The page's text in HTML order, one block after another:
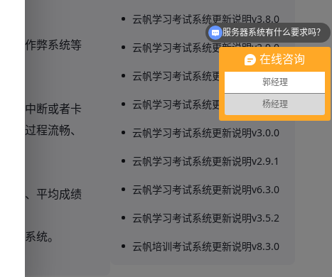
防作弊系统等
现中断或者卡
试过程流畅、
率、平均成绩
试系统。
云帆学习考试系统更新说明v3.8.0
云帆学习考试系统更新说明v2.9.0
云帆学习考试系统更新说明v4.6.0
云帆学习考试系统更新说明v8.0.0
云帆学习考试系统更新说明v3.0.0
云帆学习考试系统更新说明v2.9.1
云帆学习考试系统更新说明v6.3.0
云帆学习考试系统更新说明v3.5.2
云帆培训考试系统更新说明v8.3.0
在线咨询
郭经理
杨经理
服务器系统有什么要求吗？